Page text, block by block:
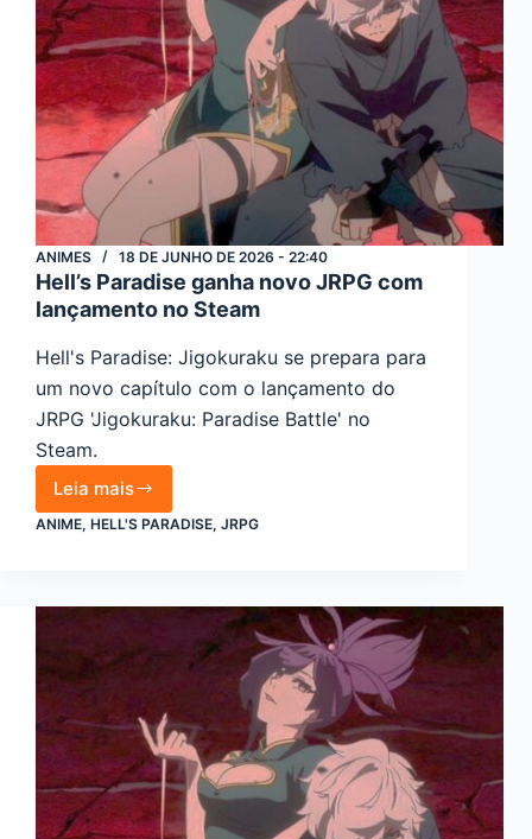
ANIMES 18 DE JUNHO DE 2026 - 22:40
Hell’s Paradise ganha novo JRPG com
lançamento no Steam
Hell's Paradise: Jigokuraku se prepara para
um novo capítulo com o lançamento do
JRPG 'Jigokuraku: Paradise Battle' no
Steam.
Leia mais
Hell’s
Paradise
JRPG
lançamento
Steam
ANIME, HELL'S PARADISE, JRPG